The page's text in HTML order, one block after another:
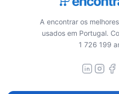
A encontrar os
usados em Portugal.
1 726 199